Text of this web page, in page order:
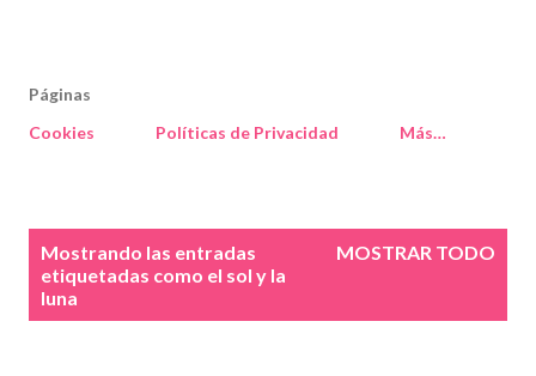
Páginas
Cookies
Políticas de Privacidad Más…
Mostrando las entradas
etiquetadas como el sol y la
luna
MOSTRAR TODO